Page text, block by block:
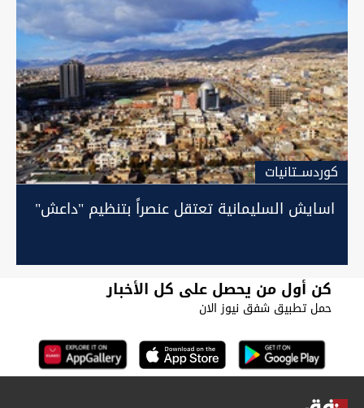
كوردســتانيات
اسايش السليمانية تعتقل عنصراً بتنظيم "داعش"
كن أول من يحصل على كل الأخبار
حمل تطبيق شفق نيوز الان